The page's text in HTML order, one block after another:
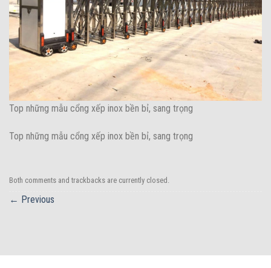
Top những mẫu cổng xếp inox bền bỉ, sang trọng
Top những mẫu cổng xếp inox bền bỉ, sang trọng
Both comments and trackbacks are currently closed.
← Previous